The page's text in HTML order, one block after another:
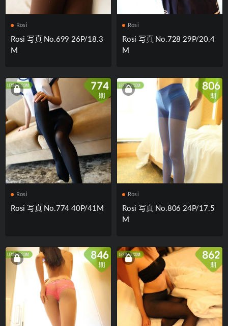
Rosi
Rosi 写真 No.699 26P/18.3
M
Rosi
Rosi 写真 No.728 29P/20.4
M
Rosi
Rosi 写真 No.774 40P/41M
Rosi
Rosi 写真 No.806 24P/17.5
M